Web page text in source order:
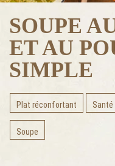
SOUPE
ET AU
SIMPLE
Plat réconfortant Santé
Soupe